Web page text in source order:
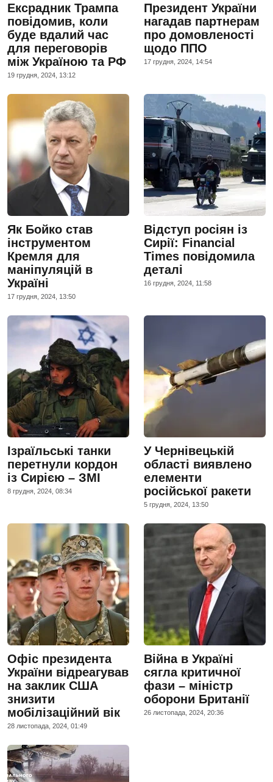
Ексрадник Трампа
повідомив, коли
буде вдалий час
для переговорів
між Україною та РФ
19 грудня, 2024, 13:12
Президент України
нагадав партнерам
про домовленості
щодо ППО
17 грудня, 2024, 14:54
Як Бойко став
інструментом
Кремля для
маніпуляцій в
Україні
17 грудня, 2024, 13:50
Відступ росіян із
Сирії: Financial
Times повідомила
деталі
16 грудня, 2024, 11:58
Ізраїльські танки
перетнули кордон
із Сирією – ЗМІ
8 грудня, 2024, 08:34
У Чернівецькій
області виявлено
елементи
російської ракети
5 грудня, 2024, 13:50
Офіс президента
України відреагував
на заклик США
знизити
мобілізаційний вік
28 листопада, 2024, 01:49
Війна в Україні
сягла критичної
фази – міністр
оборони Британії
26 листопада, 2024, 20:36